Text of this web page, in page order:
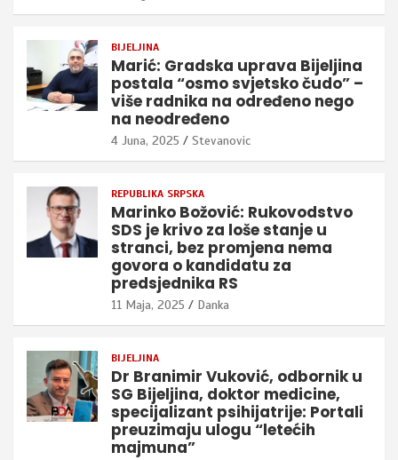
BIJELJINA
Marić: Gradska uprava Bijeljina
postala “osmo svjetsko čudo” –
više radnika na određeno nego
na neodređeno
4 Juna, 2025 Stevanovic
REPUBLIKA SRPSKA
Marinko Božović: Rukovodstvo
SDS je krivo za loše stanje u
stranci, bez promjena nema
govora o kandidatu za
predsjednika RS
11 Maja, 2025 Danka
BIJELJINA
Dr Branimir Vuković, odbornik u
SG Bijeljina, doktor medicine,
specijalizant psihijatrije: Portali
preuzimaju ulogu “letećih
majmuna”